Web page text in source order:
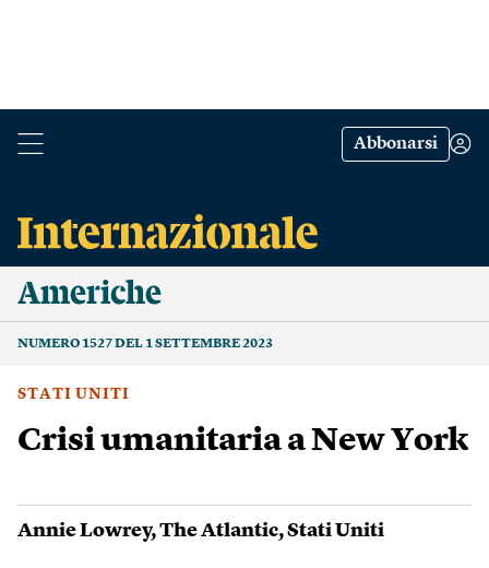
Abbonarsi
Americhe
NUMERO 1527 DEL 1 SETTEMBRE 2023
STATI UNITI
Crisi umanitaria a New York
Annie Lowrey,The Atlantic,Stati Uniti